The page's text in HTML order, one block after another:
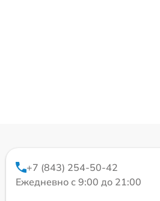
+7 (843) 254-50-42
Ежедневно с 9:00 до 21:00